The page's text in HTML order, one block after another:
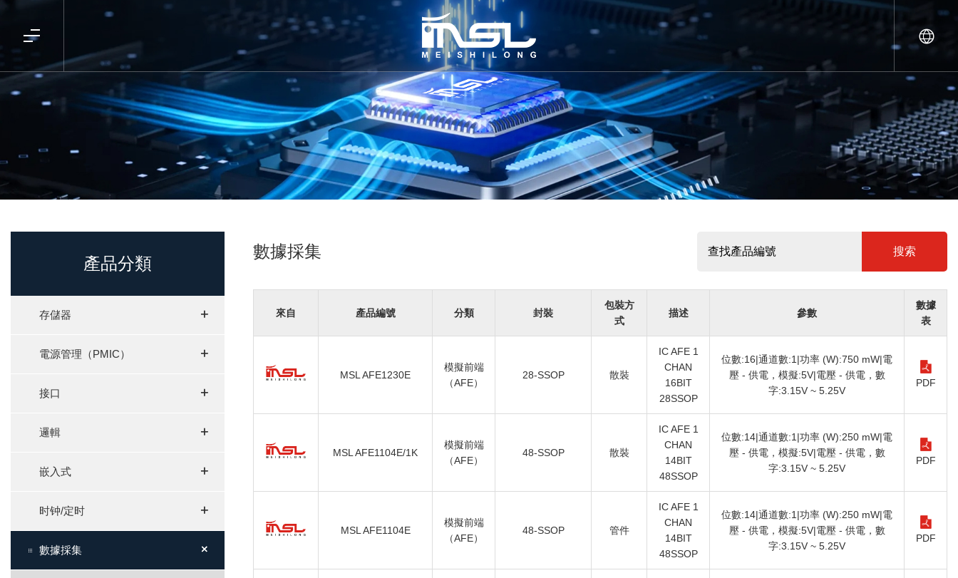
產品分類
存儲器 +
+
電源管理（PMIC） +
+
接口 +
+
邏輯 +
+
嵌入式 +
+
时钟/定时 +
+
數據採集 +
+
數據採集 搜索
來自 產品編號 分類 封裝
包裝方
式
描述 參數
數據
表
MSL AFE1230E
模擬前端
（AFE）
28-SSOP 散裝
IC AFE 1
CHAN
16BIT
28SSOP
位數:16|通道數:1|功率 (W):750 mW|電
壓 - 供電，模擬:5V|電壓 - 供電，數
字:3.15V ~ 5.25V
PDF
MSL AFE1104E/1K
模擬前端
（AFE）
48-SSOP 散裝
IC AFE 1
CHAN
14BIT
48SSOP
位數:14|通道數:1|功率 (W):250 mW|電
壓 - 供電，模擬:5V|電壓 - 供電，數
字:3.15V ~ 5.25V
PDF
MSL AFE1104E
模擬前端
（AFE）
48-SSOP 管件
IC AFE 1
CHAN
14BIT
48SSOP
位數:14|通道數:1|功率 (W):250 mW|電
壓 - 供電，模擬:5V|電壓 - 供電，數
字:3.15V ~ 5.25V
PDF